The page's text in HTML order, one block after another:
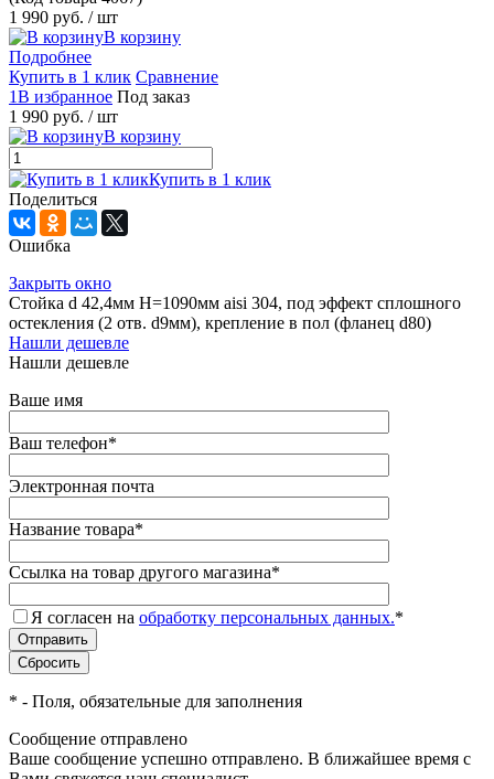
1 990 руб. / шт
В корзину
Подробнее
Купить в 1 клик Сравнение
1В избранное Под заказ
1 990 руб. / шт
В корзину
Купить в 1 клик
Поделиться
Ошибка
Закрыть окно
Стойка d 42,4мм H=1090мм aisi 304, под эффект сплошного
остекления (2 отв. d9мм), крепление в пол (фланец d80)
Нашли дешевле
Нашли дешевле
Ваше имя
Ваш телефон*
Электронная почта
Название товара*
Ссылка на товар другого магазина*
Я согласен на обработку персональных данных.*
* - Поля, обязательные для заполнения
Сообщение отправлено
Ваше сообщение успешно отправлено. В ближайшее время с